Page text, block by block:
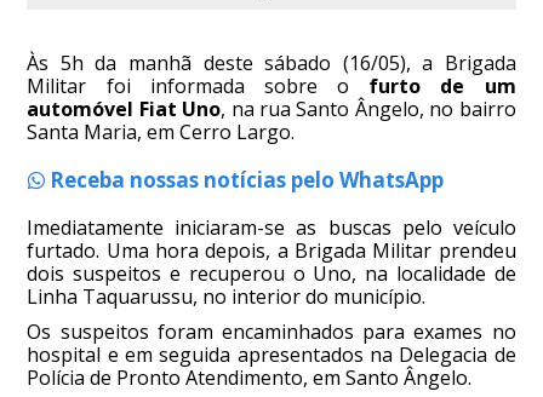
Às 5h da manhã deste sábado (16/05), a Brigada
Militar foi informada sobre o furto de um
automóvel Fiat Uno, na rua Santo Ângelo, no bairro
Santa Maria, em Cerro Largo.
Receba nossas notícias pelo WhatsApp
Imediatamente iniciaram-se as buscas pelo veículo
furtado. Uma hora depois, a Brigada Militar prendeu
dois suspeitos e recuperou o Uno, na localidade de
Linha Taquarussu, no interior do município.
Os suspeitos foram encaminhados para exames no
hospital e em seguida apresentados na Delegacia de
Polícia de Pronto Atendimento, em Santo Ângelo.